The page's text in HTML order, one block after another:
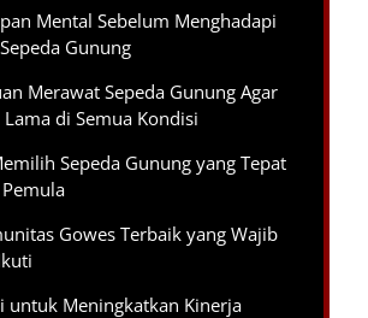
Mental Sebelum Menghadapi
Gunung
Merawat Sepeda Gunung Agar
Lama di Semua Kondisi
Sepeda Gunung yang Tepat
Gowes Terbaik yang Wajib
untuk Meningkatkan Kinerja